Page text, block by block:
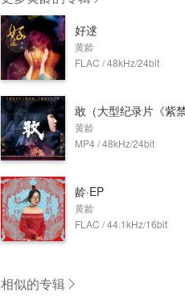
好逑
黄龄
FLAC / 48kHz/24bit
黄龄
MP4 / 48kHz/24bit
龄·EP
黄龄
FLAC / 44.1kHz/16bit
相似的专辑